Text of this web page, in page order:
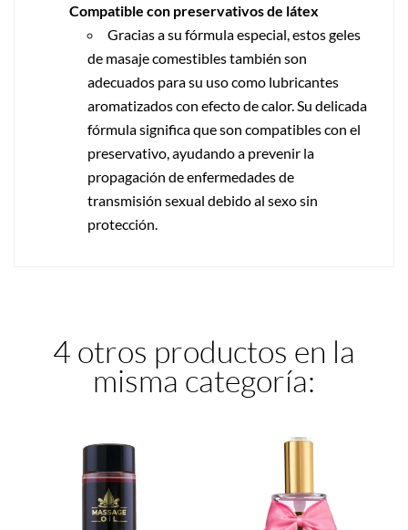
Compatible con preservativos de látex
Gracias a su fórmula especial, estos geles
de masaje comestibles también son
adecuados para su uso como lubricantes
aromatizados con efecto de calor. Su delicada
fórmula significa que son compatibles con el
preservativo, ayudando a prevenir la
propagación de enfermedades de
transmisión sexual debido al sexo sin
protección.
4 otros productos en la
misma categoría: